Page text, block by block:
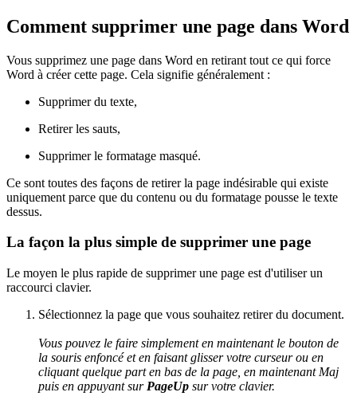
Comment supprimer une page dans Word
Vous supprimez une page dans Word en retirant tout ce qui force
Word à créer cette page. Cela signifie généralement :
Supprimer du texte,
Retirer les sauts,
Supprimer le formatage masqué.
Ce sont toutes des façons de retirer la page indésirable qui existe
uniquement parce que du contenu ou du formatage pousse le texte
dessus.
La façon la plus simple de supprimer une page
Le moyen le plus rapide de supprimer une page est d'utiliser un
raccourci clavier.
Sélectionnez la page que vous souhaitez retirer du document.
Vous pouvez le faire simplement en maintenant le bouton de
la souris enfoncé et en faisant glisser votre curseur ou en
cliquant quelque part en bas de la page, en maintenant Maj
puis en appuyant sur PageUp sur votre clavier.